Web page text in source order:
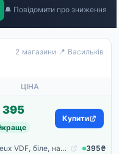
🔔 Повідомити про зниження
2 магазини· 📍 Васильків
ЦІНА
395
Купити
Вино Cheval Quancard Marcel Q4 Moelleux VDF, біле, напівсолодке, 0,75 л
395₴